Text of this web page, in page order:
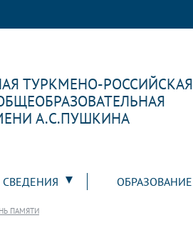
ТУРКМЕНО-РОССИЙСКАЯ
А.С.ПУШКИНА
СВЕДЕНИЯ ОБРАЗОВАНИЕ
ПАМЯТИ